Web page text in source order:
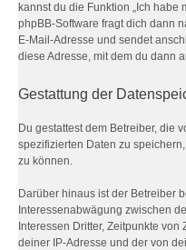
kannst du die Funktion „Ich habe
phpBB-Software fragt dich dann
E-Mail-Adresse und sendet
diese Adresse, mit dem du dann
Gestattung der
Du gestattest dem Betreiber, die
spezifizierten Daten zu
zu können.
Darüber hinaus ist der Betreiber
Interessenabwägung zwischen
Interessen Dritter, Zeitpunkte
deiner IP-Adresse und der von